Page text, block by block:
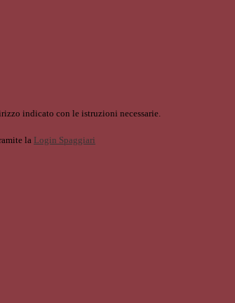
indicato con le istruzioni necessarie.
la Login Spaggiari